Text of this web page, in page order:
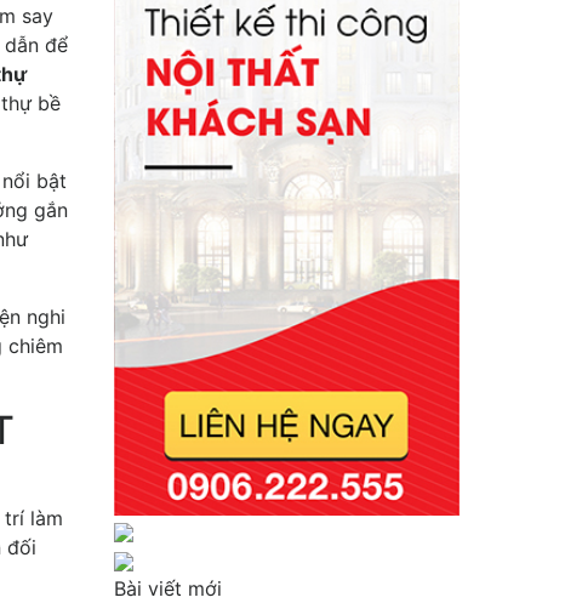
say
để
bề
bật
gắn
nghi
chiêm
làm
đối
Bài viết mới